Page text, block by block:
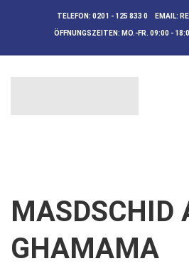
TELEFON: 0201 - 125 833 0 EMAIL:
ÖFFNUNGSZEITEN: MO.-FR. 09:00 -
MASDSCHID
GHAMAMA